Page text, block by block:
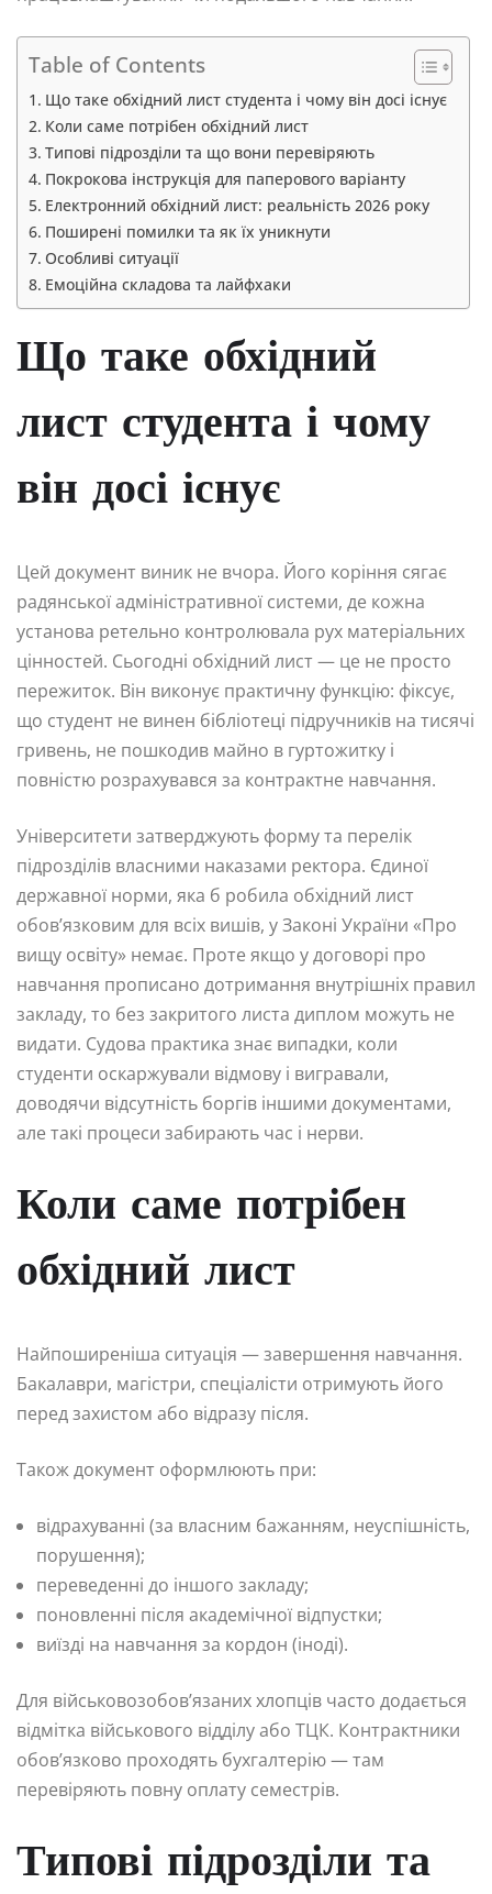
Table of Contents
Що таке обхідний лист студента і чому він досі існує
Коли саме потрібен обхідний лист
Типові підрозділи та що вони перевіряють
Покрокова інструкція для паперового варіанту
Електронний обхідний лист: реальність 2026 року
Поширені помилки та як їх уникнути
Особливі ситуації
Емоційна складова та лайфхаки
Що таке обхідний
лист студента і чому
він досі існує
Цей документ виник не вчора. Його коріння сягає
радянської адміністративної системи, де кожна
установа ретельно контролювала рух матеріальних
цінностей. Сьогодні обхідний лист — це не просто
пережиток. Він виконує практичну функцію: фіксує,
що студент не винен бібліотеці підручників на тисячі
гривень, не пошкодив майно в гуртожитку і
повністю розрахувався за контрактне навчання.
Університети затверджують форму та перелік
підрозділів власними наказами ректора. Єдиної
державної норми, яка б робила обхідний лист
обов’язковим для всіх вишів, у Законі України «Про
вищу освіту» немає. Проте якщо у договорі про
навчання прописано дотримання внутрішніх правил
закладу, то без закритого листа диплом можуть не
видати. Судова практика знає випадки, коли
студенти оскаржували відмову і вигравали,
доводячи відсутність боргів іншими документами,
але такі процеси забирають час і нерви.
Коли саме потрібен
обхідний лист
Найпоширеніша ситуація — завершення навчання.
Бакалаври, магістри, спеціалісти отримують його
перед захистом або відразу після.
Також документ оформлюють при:
відрахуванні (за власним бажанням, неуспішність,
порушення);
переведенні до іншого закладу;
поновленні після академічної відпустки;
виїзді на навчання за кордон (іноді).
Для військовозобов’язаних хлопців часто додається
відмітка військового відділу або ТЦК. Контрактники
обов’язково проходять бухгалтерію — там
перевіряють повну оплату семестрів.
Типові підрозділи та